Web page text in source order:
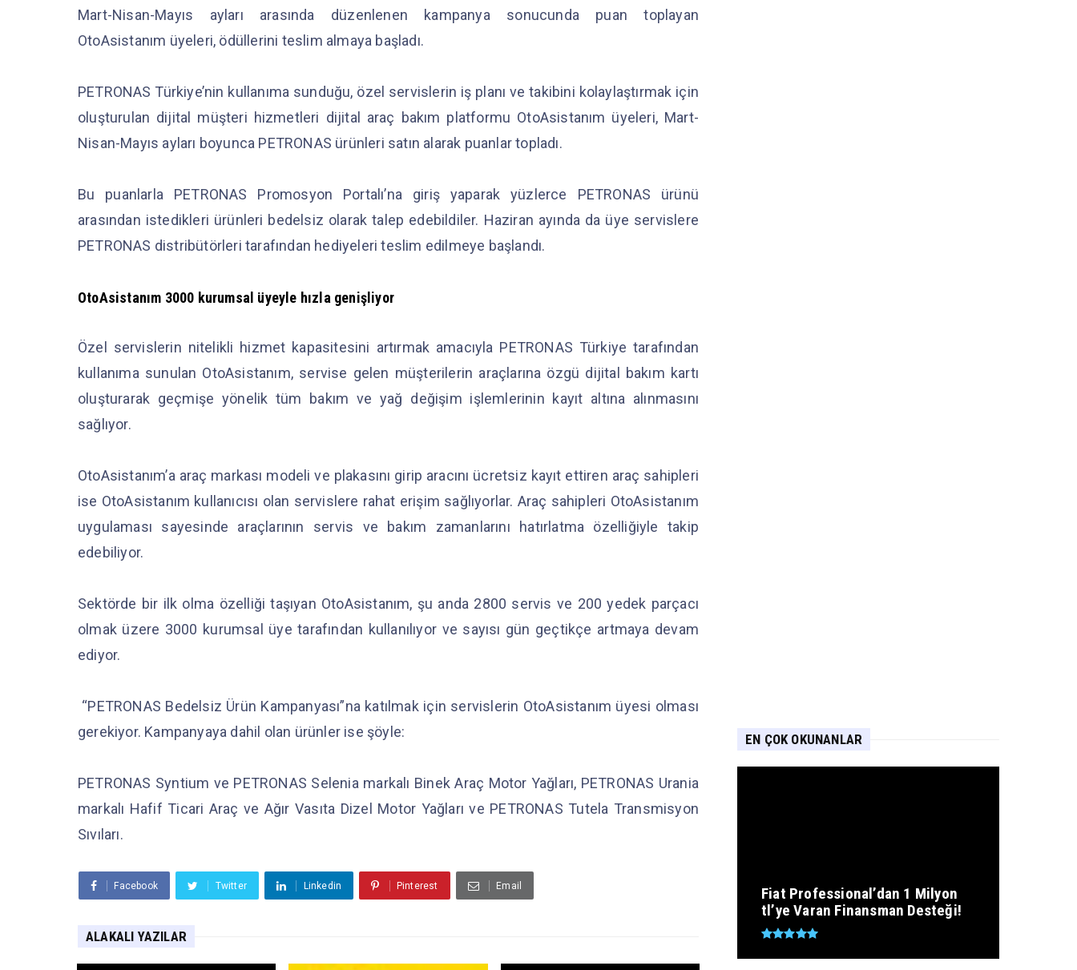
Mart-Nisan-Mayıs ayları arasında düzenlenen kampanya sonucunda puan toplayan
OtoAsistanım üyeleri, ödüllerini teslim almaya başladı.
PETRONAS Türkiye’nin kullanıma sunduğu, özel servislerin iş planı ve takibini kolaylaştırmak için
oluşturulan dijital müşteri hizmetleri dijital araç bakım platformu OtoAsistanım üyeleri, Mart-
Nisan-Mayıs ayları boyunca PETRONAS ürünleri satın alarak puanlar topladı.
Bu puanlarla PETRONAS Promosyon Portalı’na giriş yaparak yüzlerce PETRONAS ürünü
arasından istedikleri ürünleri bedelsiz olarak talep edebildiler. Haziran ayında da üye servislere
PETRONAS distribütörleri tarafından hediyeleri teslim edilmeye başlandı.
OtoAsistanım 3000 kurumsal üyeyle hızla genişliyor
Özel servislerin nitelikli hizmet kapasitesini artırmak amacıyla PETRONAS Türkiye tarafından
kullanıma sunulan OtoAsistanım, servise gelen müşterilerin araçlarına özgü dijital bakım kartı
oluşturarak geçmişe yönelik tüm bakım ve yağ değişim işlemlerinin kayıt altına alınmasını
sağlıyor.
OtoAsistanım’a araç markası modeli ve plakasını girip aracını ücretsiz kayıt ettiren araç sahipleri
ise OtoAsistanım kullanıcısı olan servislere rahat erişim sağlıyorlar. Araç sahipleri OtoAsistanım
uygulaması sayesinde araçlarının servis ve bakım zamanlarını hatırlatma özelliğiyle takip
edebiliyor.
Sektörde bir ilk olma özelliği taşıyan OtoAsistanım, şu anda 2800 servis ve 200 yedek parçacı
olmak üzere 3000 kurumsal üye tarafından kullanılıyor ve sayısı gün geçtikçe artmaya devam
ediyor.
“PETRONAS Bedelsiz Ürün Kampanyası”na katılmak için servislerin OtoAsistanım üyesi olması
gerekiyor. Kampanyaya dahil olan ürünler ise şöyle:
PETRONAS Syntium ve PETRONAS Selenia markalı Binek Araç Motor Yağları, PETRONAS Urania
markalı Hafif Ticari Araç ve Ağır Vasıta Dizel Motor Yağları ve PETRONAS Tutela Transmisyon
Sıvıları.
Facebook Twitter Linkedin Pinterest Email
ALAKALI YAZILAR
EN ÇOK OKUNANLAR
Fiat Professional’dan 1 Milyon
tl’ye Varan Finansman Desteği!